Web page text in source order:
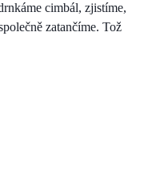
cimbál, zjistíme,
zatančíme. Tož